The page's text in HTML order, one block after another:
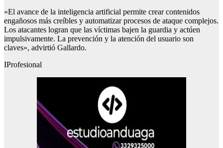
«El avance de la inteligencia artificial permite crear contenidos
engañosos más creíbles y automatizar procesos de ataque complejos.
Los atacantes logran que las víctimas bajen la guardia y actúen
impulsivamente. La prevención y la atención del usuario son
claves», advirtió Gallardo.
IProfesional